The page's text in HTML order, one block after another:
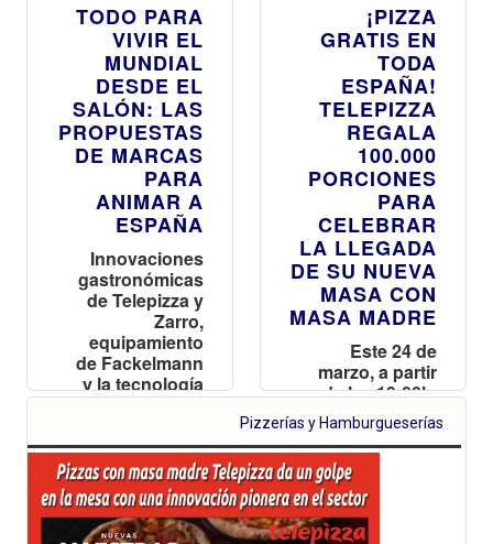
TODO PARA
VIVIR EL
MUNDIAL
DESDE EL
SALÓN: LAS
PROPUESTAS
DE MARCAS
PARA
ANIMAR A
ESPAÑA
Innovaciones
gastronómicas
de Telepizza y
Zarro,
equipamiento
de Fackelmann
y la tecnología
de ECOVACS se
transformar el
hogar en la
mejor grada
durante el
torneo
¡PIZZA
GRATIS EN
TODA
ESPAÑA!
TELEPIZZA
REGALA
100.000
PORCIONES
PARA
CELEBRAR
LA LLEGADA
DE SU NUEVA
MASA CON
MASA MADRE
Este 24 de
marzo, a partir
de las 19:00h,
más de 400
tiendas
repartirán pizza
madre gratis a
todo el que se
Pizzerías y Hamburgueserías